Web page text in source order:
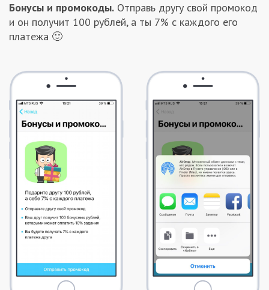
Бонусы и промокоды. Отправь другу свой промокод
и он получит 100 рублей, а ты 7% с каждого его
платежа 🙂